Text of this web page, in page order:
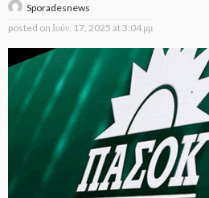
Sporadesnews
posted on Ιούν. 17, 2025 at 3:04 μμ